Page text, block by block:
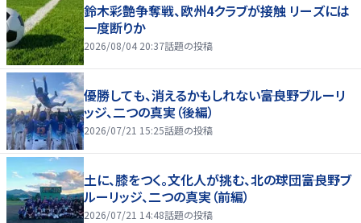
鈴木彩艶争奪戦、欧州4クラブが接触 リーズには
一度断りか
2026/08/04 20:37話題の投稿
優勝しても、消えるかもしれない――富良野ブルーリ
ッジ、二つの真実（後編）
2026/07/21 15:25話題の投稿
土に、膝をつく。文化人が挑む、北の球団――富良野ブ
ルーリッジ、二つの真実（前編）
2026/07/21 14:48話題の投稿